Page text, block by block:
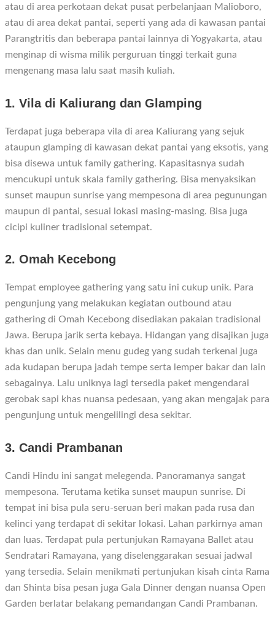
atau di area perkotaan dekat pusat perbelanjaan Malioboro,
atau di area dekat pantai, seperti yang ada di kawasan pantai
Parangtritis dan beberapa pantai lainnya di Yogyakarta, atau
menginap di wisma milik perguruan tinggi terkait guna
mengenang masa lalu saat masih kuliah.
1. Vila di Kaliurang dan Glamping
Terdapat juga beberapa vila di area Kaliurang yang sejuk
ataupun glamping di kawasan dekat pantai yang eksotis, yang
bisa disewa untuk family gathering. Kapasitasnya sudah
mencukupi untuk skala family gathering. Bisa menyaksikan
sunset maupun sunrise yang mempesona di area pegunungan
maupun di pantai, sesuai lokasi masing-masing. Bisa juga
cicipi kuliner tradisional setempat.
2. Omah Kecebong
Tempat employee gathering yang satu ini cukup unik. Para
pengunjung yang melakukan kegiatan outbound atau
gathering di Omah Kecebong disediakan pakaian tradisional
Jawa. Berupa jarik serta kebaya. Hidangan yang disajikan juga
khas dan unik. Selain menu gudeg yang sudah terkenal juga
ada kudapan berupa jadah tempe serta lemper bakar dan lain
sebagainya. Lalu uniknya lagi tersedia paket mengendarai
gerobak sapi khas nuansa pedesaan, yang akan mengajak para
pengunjung untuk mengelilingi desa sekitar.
3. Candi Prambanan
Candi Hindu ini sangat melegenda. Panoramanya sangat
mempesona. Terutama ketika sunset maupun sunrise. Di
tempat ini bisa pula seru-seruan beri makan pada rusa dan
kelinci yang terdapat di sekitar lokasi. Lahan parkirnya aman
dan luas. Terdapat pula pertunjukan Ramayana Ballet atau
Sendratari Ramayana, yang diselenggarakan sesuai jadwal
yang tersedia. Selain menikmati pertunjukan kisah cinta Rama
dan Shinta bisa pesan juga Gala Dinner dengan nuansa Open
Garden berlatar belakang pemandangan Candi Prambanan.